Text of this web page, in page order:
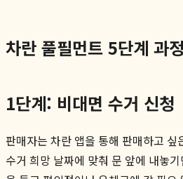
차란 풀필먼트 5단계 과정
1단계: 비대면 수거 신청
판매자는 차란 앱을 통해 판매하고
수거 희망 날짜에 맞춰 문 앞에 내놓